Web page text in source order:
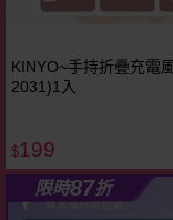
KINYO~手持折疊充電
2031)1入
$199
限時87折